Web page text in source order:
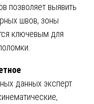
позволяет выявить
швов, зоны
ключевым для
данных эксперт